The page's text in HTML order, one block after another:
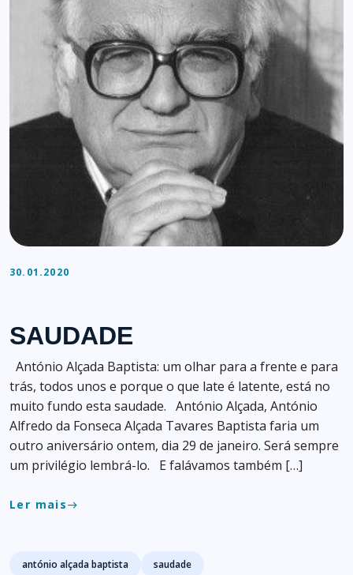
30.01.2020
SAUDADE
António Alçada Baptista: um olhar para a frente e para
trás, todos unos e porque o que late é latente, está no
muito fundo esta saudade. António Alçada, António
Alfredo da Fonseca Alçada Tavares Baptista faria um
outro aniversário ontem, dia 29 de janeiro. Será sempre
um privilégio lembrá-lo. E falávamos também […]
Ler maiseast
Tags
antónio alçada baptista saudade